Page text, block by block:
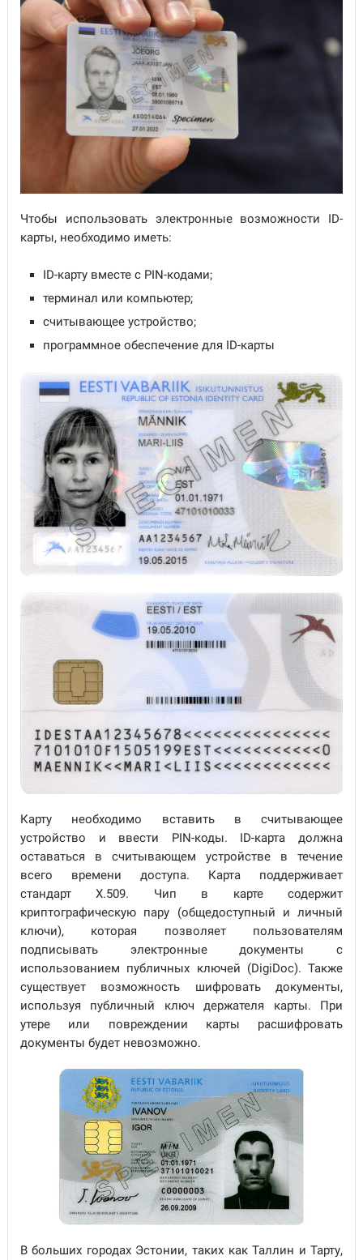
Чтобы использовать электронные возможности ID-
карты, необходимо иметь:
ID-карту вместе с PIN-кодами;
терминал или компьютер;
считывающее устройство;
программное обеспечение для ID-карты
Карту необходимо вставить в считывающее
устройство и ввести PIN-коды. ID-карта должна
оставаться в считывающем устройстве в течение
всего времени доступа. Карта поддерживает
стандарт X.509. Чип в карте содержит
криптографическую пару (общедоступный и личный
ключи), которая позволяет пользователям
подписывать электронные документы с
использованием публичных ключей (DigiDoc). Также
существует возможность шифровать документы,
используя публичный ключ держателя карты. При
утере или повреждении карты расшифровать
документы будет невозможно.
В больших городах Эстонии, таких как Таллин и Тарту,